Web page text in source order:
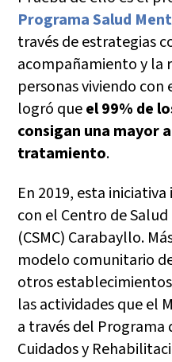
Programa Salud
través de estrategias
acompañamiento y la
personas viviendo con
logró queel 99% de
consigan una mayor
tratamiento.
En 2019, esta
con el Centro de
(CSMC) Carabayllo.
modelo comunitario
otros
las actividades que el
a través del Programa
Cuidados y